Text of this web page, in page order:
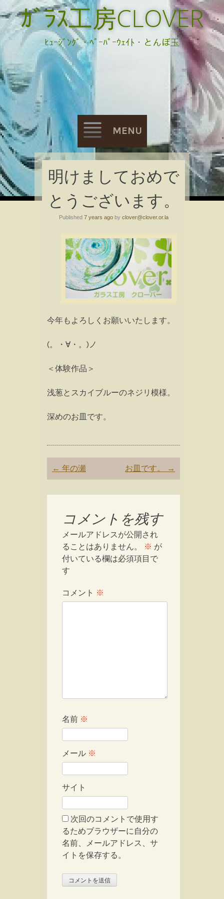
ｶﾞﾗｽ工房CLOVER
ﾋｭｰｼﾞﾝｸﾞ・ﾍﾟｰﾊﾟｰｳｪｲﾄ・とんぼ玉
MENU
Skip
to
content
明けましておめで
とうございます。
Published 7 years agoby clover@clover.or.la
今年もよろしくお願いいたします。
(。・∀・。)ノ
＜体験作品＞
浅葱とスカイブルーのネジリ模様。
深めのお皿です。
Post
navigation
← 年の瀬 お皿です。 →
コメントを残す
メールアドレスが公開され
ることはありません。
※ が
付いている欄は必須項目で
す
コメント ※
名前 ※
メール ※
サイト
次回のコメントで使用す
るためブラウザーに自分の
名前、メールアドレス、サ
イトを保存する。